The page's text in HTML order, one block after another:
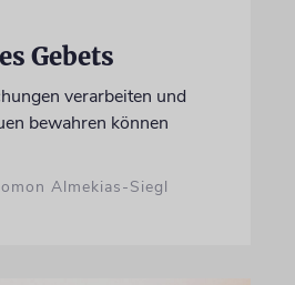
Gebets
verarbeiten und
bewahren können
Almekias-Siegl